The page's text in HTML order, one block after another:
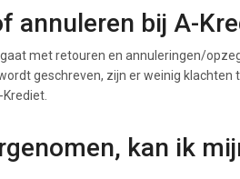
annuleren bij A-
met retouren en annuleringen/
geschreven, zijn er weinig klachten
kan ik